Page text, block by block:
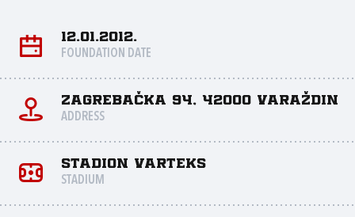
12.01.2012.
FOUNDATION DATE
Zagrebačka 94, 42000 Varaždin
ADDRESS
Stadion Varteks
STADIUM